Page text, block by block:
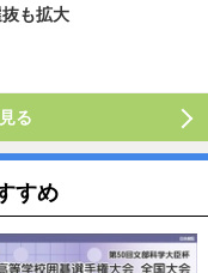
も拡大
る
すめ